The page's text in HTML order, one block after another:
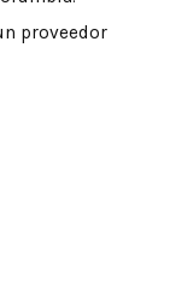
proveedor